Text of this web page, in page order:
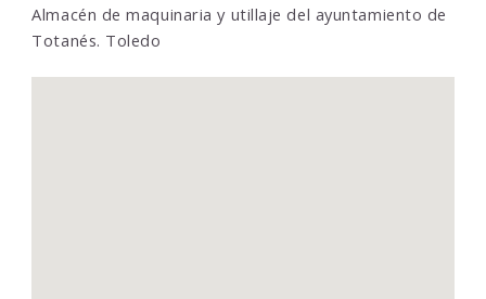
Almacén de maquinaria y utillaje del ayuntamiento de
Totanés. Toledo